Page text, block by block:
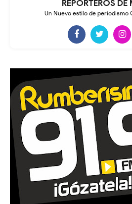
REPORTEROS DE
Un Nuevo estilo de periodismo